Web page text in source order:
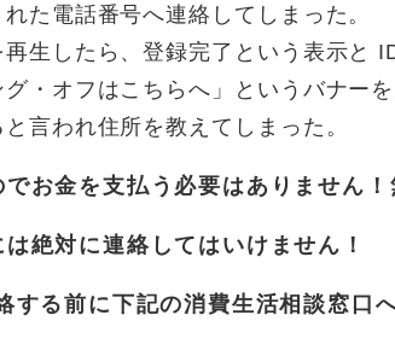
た電話番号へ連絡してしまった。
生したら、登録完了という表示と
・オフはこちらへ」というバナー
言われ住所を教えてしまった。
お金を支払う必要はありません！
絶対に連絡してはいけません！
る前に下記の消費生活相談窓口